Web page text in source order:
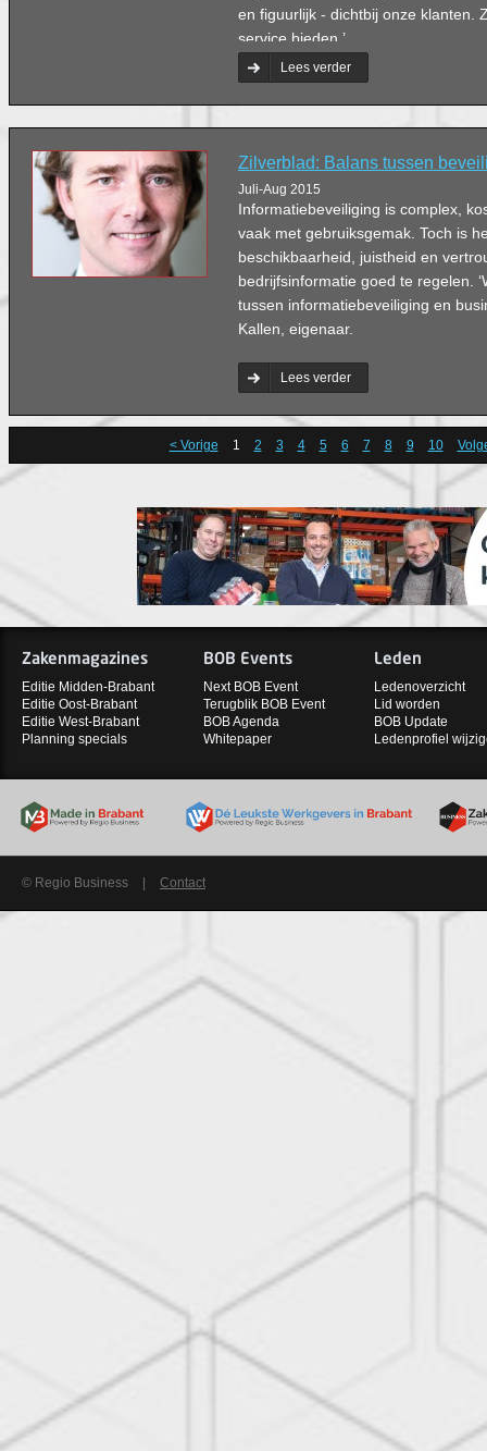
en figuurlijk - dichtbij onze klanten.
service bieden.’
Lees verder
Zilverblad: Balans tussen
Juli-Aug 2015
Informatiebeveiliging is complex,
vaak met gebruiksgemak. Toch is
beschikbaarheid, juistheid en
bedrijfsinformatie goed te regelen.
tussen informatiebeveiliging en
Kallen, eigenaar.
Lees verder
< Vorige 1 2 3 4 5 6 7 8 9 10
Zakenmagazines
Editie Midden-Brabant
Editie Oost-Brabant
Editie West-Brabant
Planning specials
BOB Events
Next BOB Event
Terugblik BOB Event
BOB Agenda
Whitepaper
Leden
Ledenoverzicht
Lid worden
BOB Update
Ledenprofiel
© Regio Business Contact